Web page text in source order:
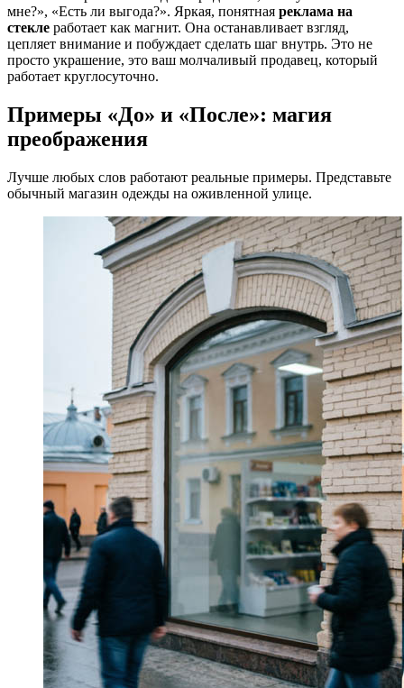
мне?», «Есть ли выгода?». Яркая, понятная реклама на
стекле работает как магнит. Она останавливает взгляд,
цепляет внимание и побуждает сделать шаг внутрь. Это не
просто украшение, это ваш молчаливый продавец, который
работает круглосуточно.
Примеры «До» и «После»: магия
преображения
Лучше любых слов работают реальные примеры. Представьте
обычный магазин одежды на оживленной улице.